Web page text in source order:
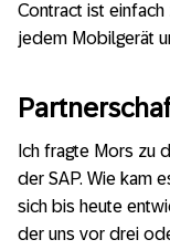
Contract ist
jedem Mobilgerät
Ich fragte Mors zu
der SAP. Wie kam
sich bis heute
der uns vor drei